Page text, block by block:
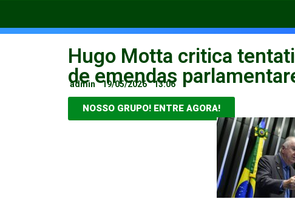
Hugo Motta critica
de emendas
admin 19/05/2026 13:06
NOSSO GRUPO! ENTRE AGORA!